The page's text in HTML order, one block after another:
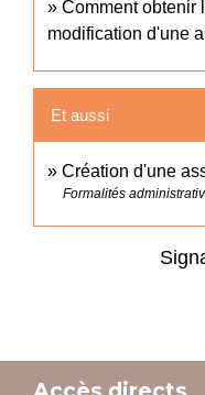
Comment obtenir
modification d'une
Et aussi
Création d'une
Formalités